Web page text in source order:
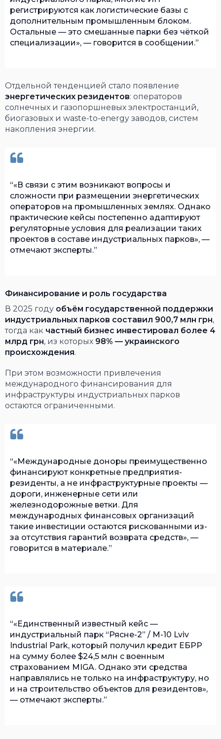
регистрируются как логистические базы с
дополнительным промышленным блоком.
Остальные — это смешанные парки без чёткой
специализации», — говорится в сообщении.
Отдельной тенденцией стало появление
энергетических резидентов: операторов
солнечных и газопоршневых электростанций,
биогазовых и waste-to-energy заводов, систем
накопления энергии.
«В связи с этим возникают вопросы и
сложности при размещении энергетических
операторов на промышленных землях. Однако
практические кейсы постепенно адаптируют
регуляторные условия для реализации таких
проектов в составе индустриальных парков», —
отмечают эксперты.
Финансирование и роль государства
В 2025 году объём государственной поддержки
индустриальных парков составил 900,7 млн грн,
тогда как частный бизнес инвестировал более 4
млрд грн, из которых 98% — украинского
происхождения.
При этом возможности привлечения
международного финансирования для
инфраструктуры индустриальных парков
остаются ограниченными.
«Международные доноры преимущественно
финансируют конкретные предприятия-
резиденты, а не инфраструктурные проекты —
дороги, инженерные сети или
железнодорожные ветки. Для
международных финансовых организаций
такие инвестиции остаются рискованными из-
за отсутствия гарантий возврата средств», —
говорится в материале.
«Единственный известный кейс —
индустриальный парк “Рясне-2” / M-10 Lviv
Industrial Park, который получил кредит ЕБРР
на сумму более $24,5 млн с военным
страхованием MIGA. Однако эти средства
направлялись не только на инфраструктуру, но
и на строительство объектов для резидентов»,
— отмечают эксперты.